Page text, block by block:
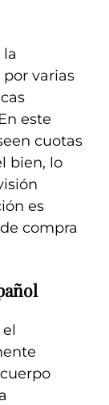
varias
este
cuotas
bien, lo
es
compra